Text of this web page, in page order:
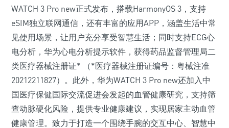
WATCH 3 Pro new正式发布，搭载HarmonyOS 3，支持
eSIM独立联网通信，还有丰富的应用APP，涵盖生活中常
见使用场景，让用户充分享受智慧生活；同时支持ECG心
电分析，华为心电分析提示软件，获得药品监督管理局二
类医疗器械注册证* （*医疗器械注册证编号：粤械注准
20212211827）。此外，华为WATCH 3 Pro new还加入中
国医疗保健国际交流促进会发起的血管健康研究，支持筛
查动脉硬化风险，提供专业健康建议，实现居家主动血管
健康管理。致力于打造一个围绕手腕的交互中心、智慧中